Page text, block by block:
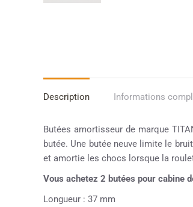
Description Informations
Butées amortisseur de marque
butée. Une butée neuve limite le
et amortie les chocs lorsque la
Vous achetez 2 butées pour cabine
Longueur : 37 mm